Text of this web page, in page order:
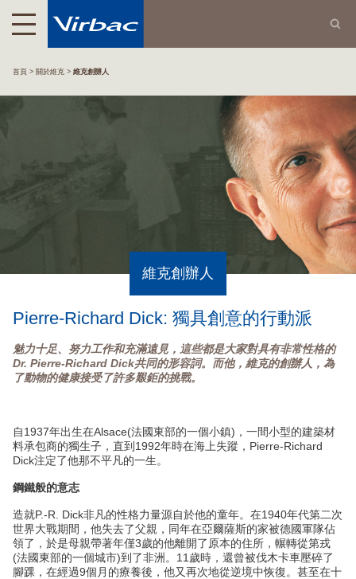
首頁 關於維克 維克創辦人
維克創辦人
Pierre-Richard Dick: 獨具創意的行動派
魅力十足、努力工作和充滿遠見，這些都是大家對具有非常性格的
Dr. Pierre-Richard Dick共同的形容詞。而他，維克的創辦人，為
了動物的健康接受了許多艱鉅的挑戰。
自1937年出生在Alsace(法國東部的一個小鎮)，一間小型的建築材
料承包商的獨生子，直到1992年時在海上失蹤，Pierre-Richard
Dick注定了他那不平凡的一生。
鋼鐵般的意志
造就P.-R. Dick非凡的性格力量源自於他的童年。在1940年代第二次
世界大戰期間，他失去了父親，同年在亞爾薩斯的家被德國軍隊佔
領了，於是母親帶著年僅3歲的他離開了原本的住所，輾轉從第戎
(法國東部的一個城市)到了非洲。11歲時，還曾被伐木卡車壓碎了
腳踝，在經過9個月的療養後，他又再次地從逆境中恢復。甚至在十